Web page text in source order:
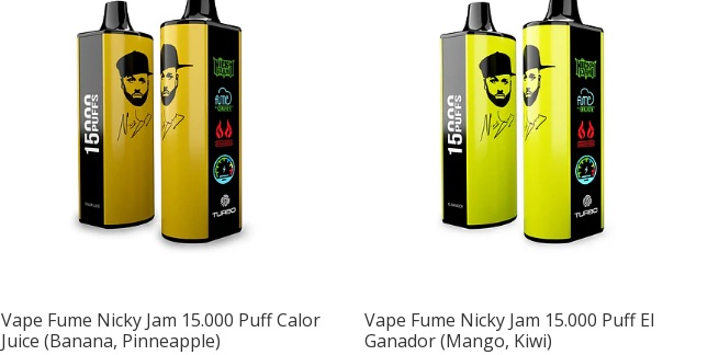
Vape Fume Nicky Jam 15.000 Puff Calor
Juice (Banana, Pinneapple)
Vape Fume Nicky Jam 15.000 Puff El
Ganador (Mango, Kiwi)